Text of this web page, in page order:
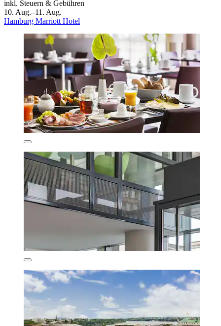
inkl. Steuern & Gebühren
10. Aug.–11. Aug.
Hamburg Marriott Hotel